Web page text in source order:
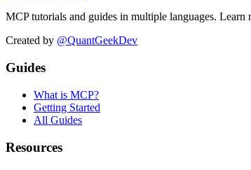
MCP tutorials and guides in multiple languages.
Created by @QuantGeekDev
Guides
What is MCP?
Getting Started
All Guides
Resources